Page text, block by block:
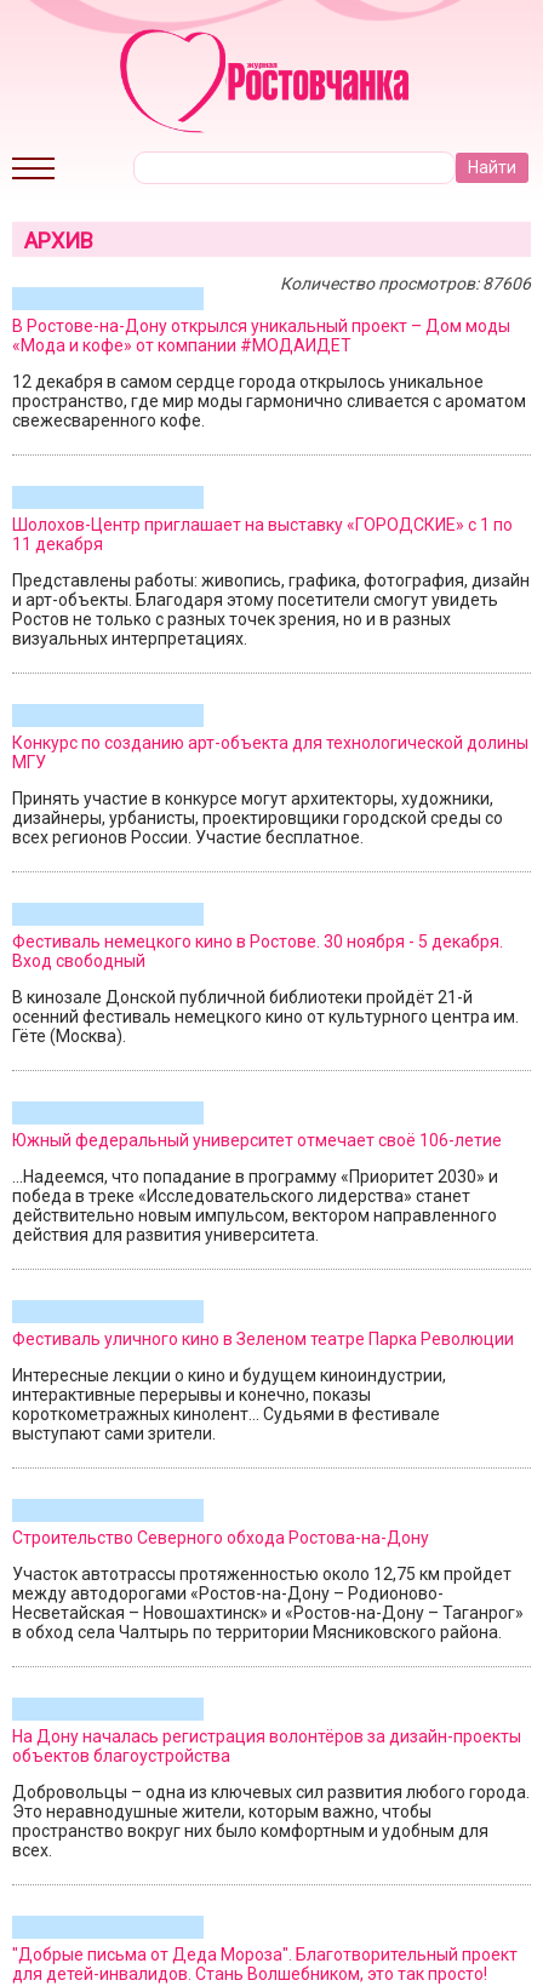
АРХИВ
Количество просмотров: 87606
В Ростове-на-Дону открылся уникальный проект – Дом моды
«Мода и кофе» от компании #МОДАИДЕТ
12 декабря в самом сердце города открылось уникальное
пространство, где мир моды гармонично сливается с ароматом
свежесваренного кофе.
Шолохов-Центр приглашает на выставку «ГОРОДСКИЕ» с 1 по
11 декабря
Представлены работы: живопись, графика, фотография, дизайн
и арт-объекты. Благодаря этому посетители смогут увидеть
Ростов не только с разных точек зрения, но и в разных
визуальных интерпретациях.
Конкурс по созданию арт-объекта для технологической долины
МГУ
Принять участие в конкурсе могут архитекторы, художники,
дизайнеры, урбанисты, проектировщики городской среды со
всех регионов России. Участие бесплатное.
Фестиваль немецкого кино в Ростове. 30 ноября - 5 декабря.
Вход свободный
В кинозале Донской публичной библиотеки пройдёт 21-й
осенний фестиваль немецкого кино от культурного центра им.
Гёте (Москва).
Южный федеральный университет отмечает своё 106-летие
...Надеемся, что попадание в программу «Приоритет 2030» и
победа в треке «Исследовательского лидерства» станет
действительно новым импульсом, вектором направленного
действия для развития университета.
Фестиваль уличного кино в Зеленом театре Парка Революции
Интересные лекции о кино и будущем киноиндустрии,
интерактивные перерывы и конечно, показы
короткометражных кинолент... Судьями в фестивале
выступают сами зрители.
Строительство Северного обхода Ростова-на-Дону
Участок автотрассы протяженностью около 12,75 км пройдет
между автодорогами «Ростов-на-Дону – Родионово-
Несветайская – Новошахтинск» и «Ростов-на-Дону – Таганрог»
в обход села Чалтырь по территории Мясниковского района.
На Дону началась регистрация волонтёров за дизайн-проекты
объектов благоустройства
Добровольцы – одна из ключевых сил развития любого города.
Это неравнодушные жители, которым важно, чтобы
пространство вокруг них было комфортным и удобным для
всех.
"Добрые письма от Деда Мороза". Благотворительный проект
для детей-инвалидов. Стань Волшебником, это так просто!